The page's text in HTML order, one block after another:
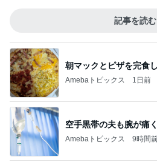
Amebaトピックス 1日前
空手黒帯の夫も腕が痛
Amebaトピックス 9時間前
夫が言った引越すかも
Amebaトピックス 1日前